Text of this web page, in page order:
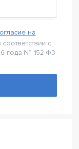
на
соответствии с
года № 152-Ф3